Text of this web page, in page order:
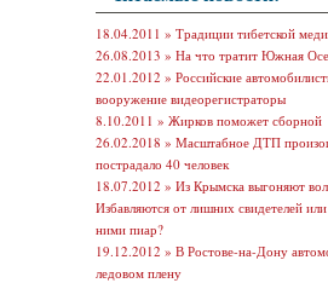
18.04.2011 » Традиции тибетской
26.08.2013 » На что тратит Южная
22.01.2012 » Российские
вооружение видеорегистраторы
8.10.2011 » Жирков поможет сборной
26.02.2018 » Масштабное ДТП
пострадало 40 человек
18.07.2012 » Из Крымска выгоняют
Избавляются от лишних свидетелей
ними пиар?
19.12.2012 » В Ростове-на-Дону
ледовом плену